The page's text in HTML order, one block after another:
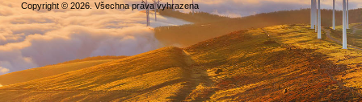
Copyright © 2026. Všechna práva vyhrazena